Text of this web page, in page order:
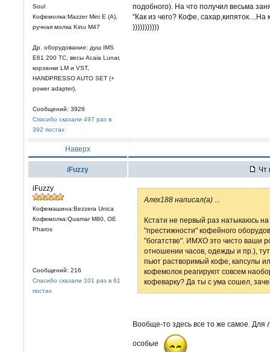
Soul
Кофемолка:Mazzer Mini E (A),
ручная молка Kinu M47
Др. оборудование: душ IMS
E61 200 TC, весы Acaia Lunar,
корзинки LM и VST,
HANDPRESSO AUTO SET (+
power adapter).
Сообщений: 3926
Спасибо сказали 497 раз в
392 постах
подобного). На что получил весьма
"Как из чего? Кофе, сахар,кипяток....На
)))))))))))
Наверх
iFuzzy Чт
iFuzzy
Кофемашина:Bezzera Unica
Кофемолка:Quamar M80, OE
Pharos
Сообщений: 216
Спасибо сказали 101 раз в 61
постах
Алех188 написал(а)
Кстати не первый раз натыкаюсь на
"престижности" кофейного
"богатстве". ИМХО это чисто ваши
отношении часов, одежды и пр.),
пьют растворимый кофе, капсулы
кофемолок реагируют совсем
кофеварку? Да ты с ума сошел,
Вообще-то здесь все то же самое. Для
особые